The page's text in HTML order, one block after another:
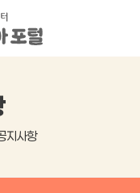
지사항